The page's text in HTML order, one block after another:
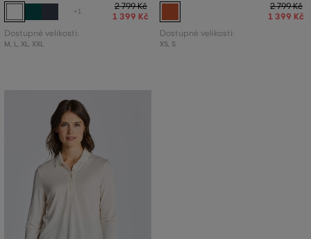
+1
2 799 Kč
1 399 Kč
Dostupné velikosti:
M L XL XXL
2 799 Kč
1 399 Kč
Dostupné velikosti:
XS, S